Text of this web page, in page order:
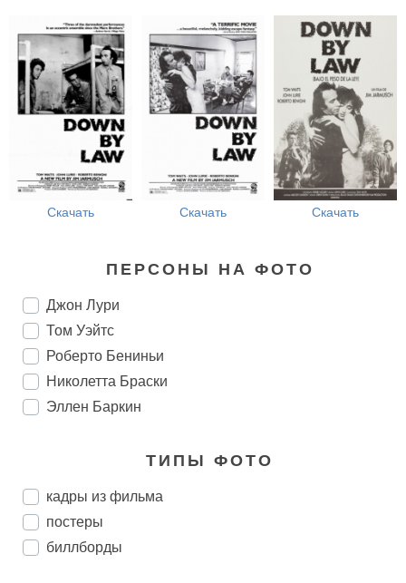
Скачать Скачать Скачать
ПЕРСОНЫ НА ФОТО
Джон Лури
Том Уэйтс
Роберто Бениньи
Николетта Браски
Эллен Баркин
ТИПЫ ФОТО
кадры из фильма
постеры
биллборды